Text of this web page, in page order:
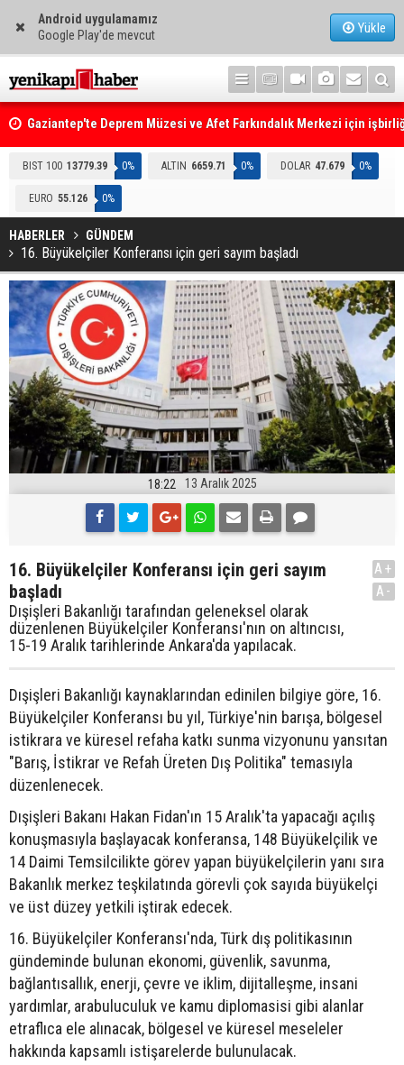
Android uygulamamız
Google Play'de mevcut
Yükle
protokolü imzalandı
Resmi Gazete'de Bugün
BIST 100 13779.39 0% ALTIN 6659.71 0% DOLAR 47.679 0%
EURO 55.126 0%
HABERLER GÜNDEM
16. Büyükelçiler Konferansı için geri sayım başladı
18:22 13 Aralık 2025
16. Büyükelçiler Konferansı için geri sayım
başladı
Dışişleri Bakanlığı tarafından geleneksel olarak
düzenlenen Büyükelçiler Konferansı'nın on altıncısı,
15-19 Aralık tarihlerinde Ankara'da yapılacak.
A+
A-
Dışişleri Bakanlığı kaynaklarından edinilen bilgiye göre, 16.
Büyükelçiler Konferansı bu yıl, Türkiye'nin barışa, bölgesel
istikrara ve küresel refaha katkı sunma vizyonunu yansıtan
"Barış, İstikrar ve Refah Üreten Dış Politika" temasıyla
düzenlenecek.
Dışişleri Bakanı Hakan Fidan'ın 15 Aralık'ta yapacağı açılış
konuşmasıyla başlayacak konferansa, 148 Büyükelçilik ve
14 Daimi Temsilcilikte görev yapan büyükelçilerin yanı sıra
Bakanlık merkez teşkilatında görevli çok sayıda büyükelçi
ve üst düzey yetkili iştirak edecek.
16. Büyükelçiler Konferansı'nda, Türk dış politikasının
gündeminde bulunan ekonomi, güvenlik, savunma,
bağlantısallık, enerji, çevre ve iklim, dijitalleşme, insani
yardımlar, arabuluculuk ve kamu diplomasisi gibi alanlar
etraflıca ele alınacak, bölgesel ve küresel meseleler
hakkında kapsamlı istişarelerde bulunulacak.